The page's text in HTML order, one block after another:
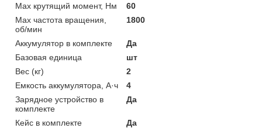
Max крутящий момент, Нм
60
Max частота вращения,
об/мин
1800
Аккумулятор в комплекте
Да
Базовая единица
шт
Вес (кг)
2
Емкость аккумулятора, А·ч
4
Зарядное устройство в
комплекте
Да
Кейс в комплекте
Да